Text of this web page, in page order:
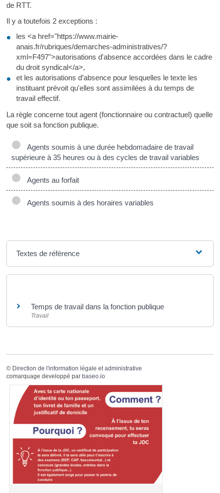
de RTT.
Il y a toutefois 2 exceptions :
les <a href="https://www.mairie-
anais.fr/rubriques/demarches-administratives/?
xml=F497">autorisations d'absence accordées dans le cadre
du droit syndical</a>,
et les autorisations d’absence pour lesquelles le texte les
instituant prévoit qu'elles sont assimilées à du temps de
travail effectif.
La règle concerne tout agent (fonctionnaire ou contractuel) quelle
que soit sa fonction publique.
Agents soumis à une durée hebdomadaire de travail
supérieure à 35 heures ou à des cycles de travail variables
Agents au forfait
Agents soumis à des horaires variables
Textes de référence
Temps de travail dans la fonction publique
Travail
© Direction de l'information légale et administrative
comarquage developpé par baseo.io